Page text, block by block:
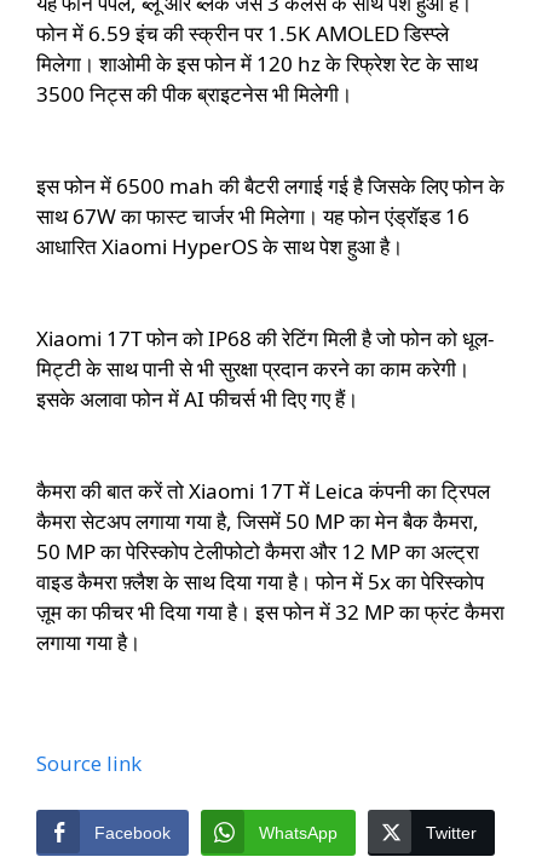
फोन में 6.59 इंच की स्क्रीन पर 1.5K AMOLED डिस्प्ले
मिलेगा। शाओमी के इस फोन में 120 hz के रिफ्रेश रेट के साथ
3500 निट्स की पीक ब्राइटनेस भी मिलेगी।
इस फोन में 6500 mah की बैटरी लगाई गई है जिसके लिए फोन के
साथ 67W का फास्ट चार्जर भी मिलेगा। यह फोन एंड्रॉइड 16
आधारितXiaomi HyperOS के साथ पेश हुआ है।
Xiaomi 17T फोन को IP68 की रेटिंग मिली है जो फोन को धूल-
मिट्टी के साथ पानी से भी सुरक्षा प्रदान करने का काम करेगी।
इसके अलावा फोन में AI फीचर्स भी दिए गए हैं।
कैमरा की बात करें तो Xiaomi 17T में Leica कंपनी का ट्रिपल
कैमरा सेटअप लगाया गया है, जिसमें 50 MP का मेन बैक कैमरा,
50 MP का पेरिस्कोप टेलीफोटो कैमरा और 12 MP का अल्ट्रा
वाइड कैमरा फ़्लैश के साथ दिया गया है। फोन में 5x का पेरिस्कोप
ज़ूम का फीचर भी दिया गया है। इस फोन में 32 MP का फ्रंट कैमरा
लगाया गया है।
Source link
Facebook WhatsApp Twitter